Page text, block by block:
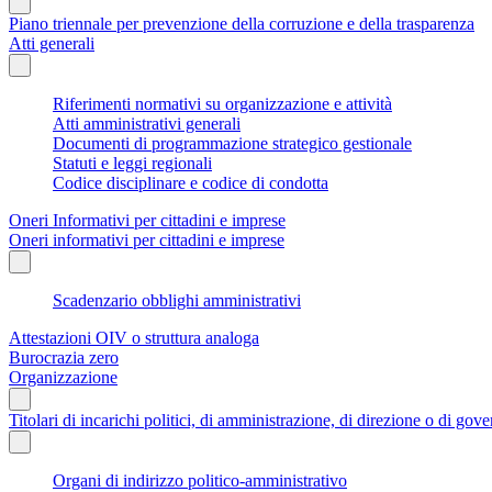
Piano triennale per prevenzione della corruzione e della trasparenza
Atti generali
Riferimenti normativi su organizzazione e attività
Atti amministrativi generali
Documenti di programmazione strategico gestionale
Statuti e leggi regionali
Codice disciplinare e codice di condotta
Oneri Informativi per cittadini e imprese
Oneri informativi per cittadini e imprese
Scadenzario obblighi amministrativi
Attestazioni OIV o struttura analoga
Burocrazia zero
Organizzazione
Titolari di incarichi politici, di amministrazione, di direzione o di
Organi di indirizzo politico-amministrativo